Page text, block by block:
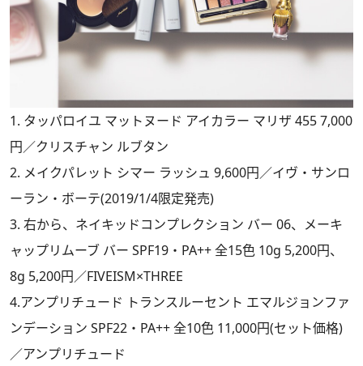
1. タッパロイユ マットヌード アイカラー マリザ 455 7,000
円／クリスチャン ルブタン
2. メイクパレット シマー ラッシュ 9,600円／イヴ・サンロ
ーラン・ボーテ(2019/1/4限定発売)
3. 右から、ネイキッドコンプレクション バー 06、メーキ
ャップリムーブ バー SPF19・PA++ 全15色 10g 5,200円、
8g 5,200円／FIVEISM×THREE
4.アンプリチュード トランスルーセント エマルジョンファ
ンデーション SPF22・PA++ 全10色 11,000円(セット価格)
／アンプリチュード